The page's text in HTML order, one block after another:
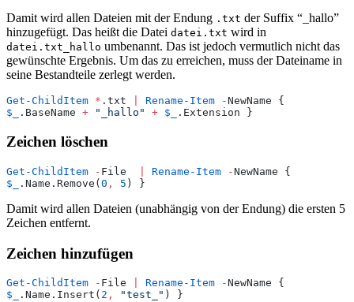
Damit wird allen Dateien mit der Endung .txt der Suffix “_hallo”
hinzugefügt. Das heißt die Datei datei.txt wird in
datei.txt_hallo umbenannt. Das ist jedoch vermutlich nicht das
gewünschte Ergebnis. Um das zu erreichen, muss der Dateiname in
seine Bestandteile zerlegt werden.
Get-ChildItem * .txt Rename-Item -
$_
.BaseName + " _hallo " + $_ .Extension }
Zeichen löschen
Get-ChildItem - File Rename-Item -
$_
.Name.Remove( 0 , 5 ) }
Damit wird allen Dateien (unabhängig von der Endung) die ersten 5
Zeichen entfernt.
Zeichen hinzufügen
Get-ChildItem - File Rename-Item -
$_
.Name.Insert( 2 , "test_ " ) }